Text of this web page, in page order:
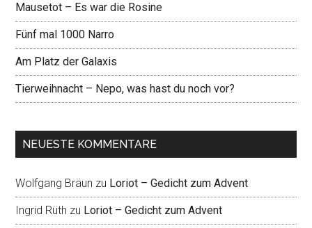
Mausetot – Es war die Rosine
Fünf mal 1000 Narro
Am Platz der Galaxis
Tierweihnacht – Nepo, was hast du noch vor?
NEUESTE KOMMENTARE
Wolfgang Bräun zu Loriot – Gedicht zum Advent
Ingrid Rüth zu Loriot – Gedicht zum Advent